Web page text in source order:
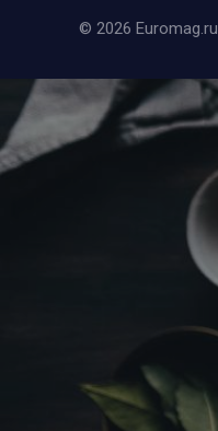
© 2026 Euromag.ru